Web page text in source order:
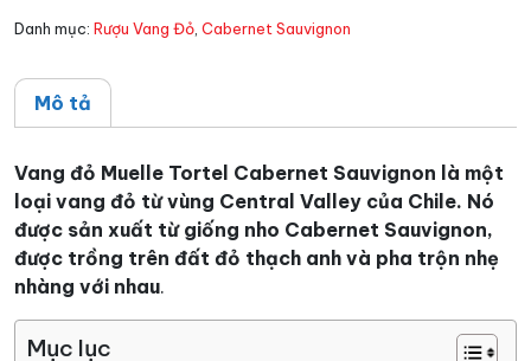
lượng
Danh mục: Rượu Vang Đỏ, Cabernet Sauvignon
Mô tả
Vang đỏ Muelle Tortel Cabernet Sauvignon là một
loại vang đỏ từ vùng Central Valley của Chile. Nó
được sản xuất từ giống nho Cabernet Sauvignon,
được trồng trên đất đỏ thạch anh và pha trộn nhẹ
nhàng với nhau.
Mục lục